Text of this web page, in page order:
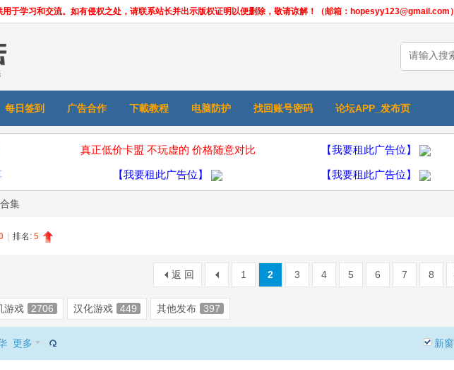
于学习和交流。如有侵权之处，请联系站长并出示版权证明以便删除，敬请谅解！（邮箱：hopesyy123@gmail.com）
每日签到 广告合作 下載教程 电脑防护 找回账号密码 论坛APP_发布页
真正低价卡盟 不玩虚的 价格随意对比 【我要租此广告位】
【我要租此广告位】 【我要租此广告位】
集
排名: 5
1 2 3 4 5 6 7 8
返 回
游戏 2706 汉化游戏 449 其他发布 397
新窗
更多